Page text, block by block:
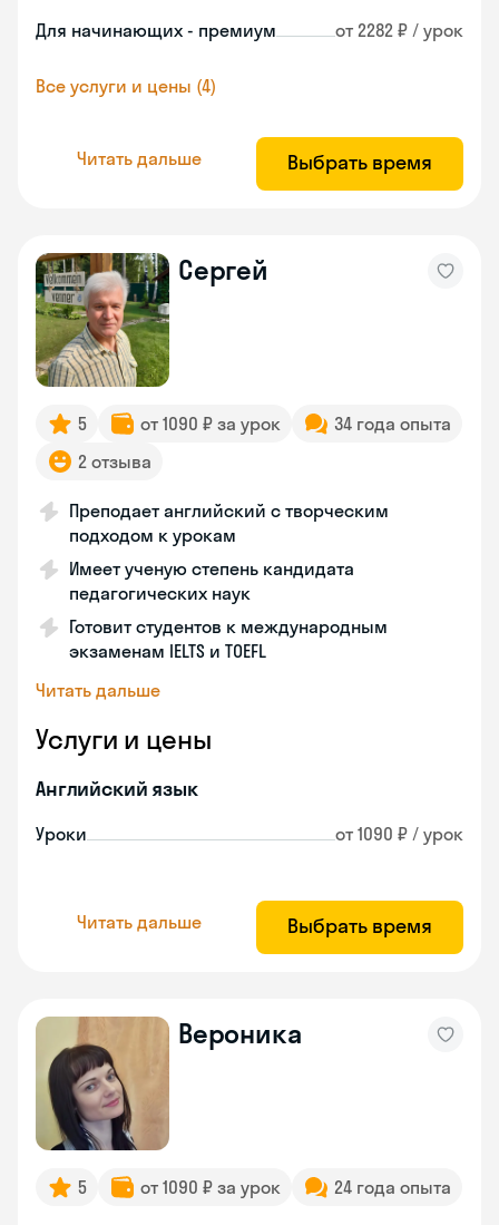
Для начинающих - премиум от 2282 ₽ / урок
Все услуги и цены (4)
Читать дальше Выбрать время
Сергей
5 от 1090 ₽ за урок
34 года опыта
2 отзыва
Преподает английский с творческим
подходом к урокам
Имеет ученую степень кандидата
педагогических наук
Готовит студентов к международным
экзаменам IELTS и TOEFL
Читать дальше
Услуги и цены
Английский язык
Уроки от 1090 ₽ / урок
Читать дальше Выбрать время
Вероника
5 от 1090 ₽ за урок 24 года опыта